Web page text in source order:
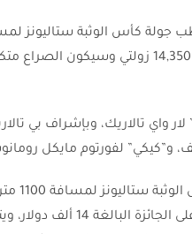
تتنافس على الجائزة البالغة 14,350
واي تالاريك، وبإشراف بي
و”كيكي” لفورتوم مايكل
سنوات فما فوق،